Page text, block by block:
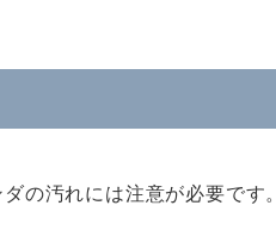
の汚れには注意が必要です。